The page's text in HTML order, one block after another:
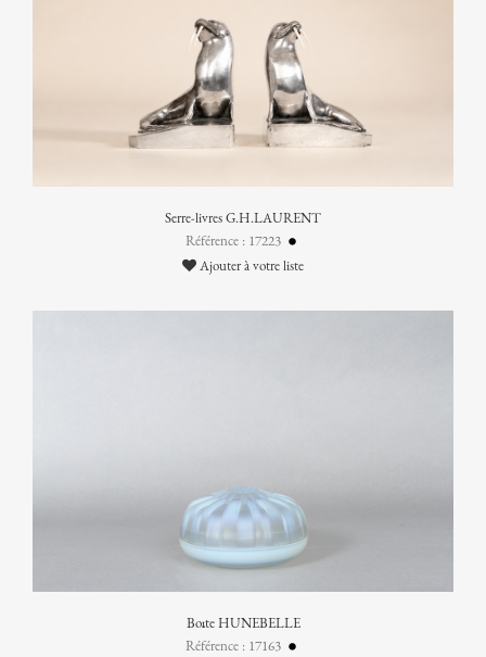
Serre-livres G.H.LAURENT
Référence : 17223
Ajouter à votre liste
Boîte HUNEBELLE
Référence : 17163